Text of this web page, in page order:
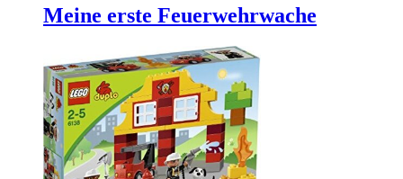
Meine erste Feuerwehrwache